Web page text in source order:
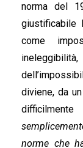
norma del
giustificabile
come
diviene, da
norme che